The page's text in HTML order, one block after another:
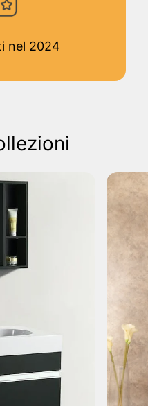
nel 2024